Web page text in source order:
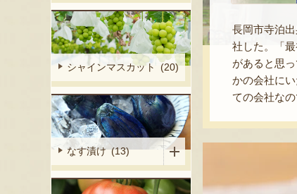
長岡市寺泊
社した。「
があると思
かの会社に
ての会社な
シャインマスカット (20)
なす漬け (13)